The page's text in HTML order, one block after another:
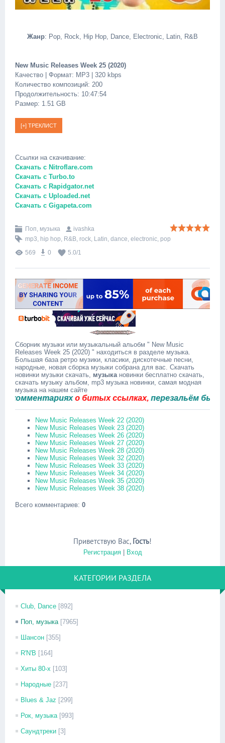
Жанр: Pop, Rock, Hip Hop, Dance, Electronic, Latin, R&B
New Music Releases Week 25 (2020)
Качество | Формат: MP3 | 320 kbps
Количество композиций: 200
Продолжительность: 10:47:54
Размер: 1.51 GB
Ссылки на скачивание:
Скачать с Nitroflare.com
Скачать с Turbo.to
Скачать с Rapidgator.net
Скачать с Uploaded.net
Скачать с Gigapeta.com
Поп, музыка
ivashka
mp3, hip hop, R&B, rock, Latin, dance, electronic, pop
569
0 5.0/1
Сборник музыки или музыкальный альобм " New Music
Releases Week 25 (2020) " находиться в разделе музыка.
Большая база ретро музики, класики, дискотечные песни,
народные, новая сборка музыки собрана для вас. Скачать
новинки музыки скачать, музыкановинки бесплатно скачать,
скачать музыку альбом, mp3 музыка новинки, самая модная
музыка на нашем сайте
о битых ссылках,перезальём быстро.
New Music Releases Week 22 (2020)
New Music Releases Week 23 (2020)
New Music Releases Week 26 (2020)
New Music Releases Week 27 (2020)
New Music Releases Week 28 (2020)
New Music Releases Week 32 (2020)
New Music Releases Week 33 (2020)
New Music Releases Week 34 (2020)
New Music Releases Week 35 (2020)
New Music Releases Week 38 (2020)
Всего комментариев: 0
Приветствую Вас, Гость!
Регистрация| Вход
КАТЕГОРИИ РАЗДЕЛА
Club, Dance [892]
Поп, музыка [7965]
Шансон [355]
R'N'B [164]
Хиты 80-х [103]
Народные [237]
Blues & Jaz [299]
Рок, музыка [993]
Саундтреки [3]